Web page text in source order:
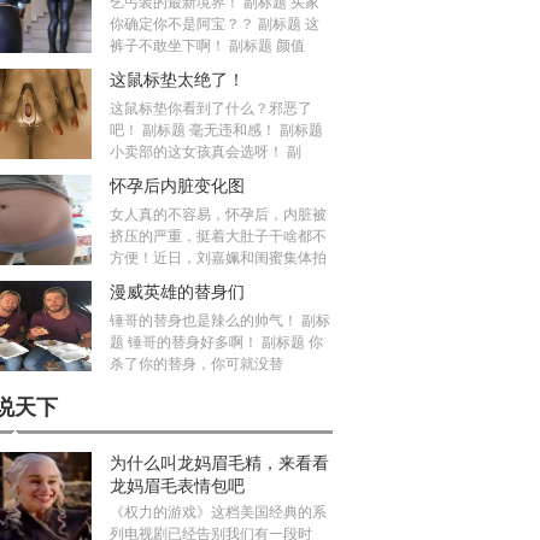
你确定你不是阿宝？？ 副标题 这
裤子不敢坐下啊！ 副标题 颜值
这鼠标垫太绝了！
这鼠标垫你看到了什么？邪恶了
吧！ 副标题 毫无违和感！ 副标题
小卖部的这女孩真会选呀！ 副
怀孕后内脏变化图
女人真的不容易，怀孕后，内脏被
挤压的严重，挺着大肚子干啥都不
方便！近日，刘嘉姵和闺蜜集体拍
漫威英雄的替身们
锤哥的替身也是辣么的帅气！ 副标
题 锤哥的替身好多啊！ 副标题 你
杀了你的替身，你可就没替
天下
为什么叫龙妈眉毛精，来看看
龙妈眉毛表情包吧
《权力的游戏》这档美国经典的系
列电视剧已经告别我们有一段时